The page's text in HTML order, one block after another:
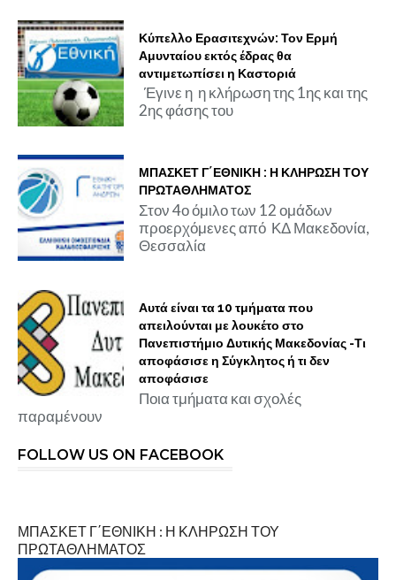
Κύπελλο Ερασιτεχνών: Τον Ερμή
Αμυνταίου εκτός έδρας θα
αντιμετωπίσει η Καστοριά
Έγινε η η κλήρωση της 1ης και της
2ης φάσης του
ΜΠΑΣΚΕΤ Γ΄ΕΘΝΙΚΗ : Η ΚΛΗΡΩΣΗ ΤΟΥ
ΠΡΩΤΑΘΛΗΜΑΤΟΣ
Στον 4ο όμιλο των 12 ομάδων
προερχόμενες από ΚΔ Μακεδονία,
Θεσσαλία
Αυτά είναι τα 10 τμήματα που
απειλούνται με λουκέτο στο
Πανεπιστήμιο Δυτικής Μακεδονίας -Τι
αποφάσισε η Σύγκλητος ή τι δεν
αποφάσισε
Ποια τμήματα και σχολές
παραμένουν
FOLLOW US ON FACEBOOK
ΜΠΑΣΚΕΤ Γ΄ΕΘΝΙΚΗ : Η ΚΛΗΡΩΣΗ ΤΟΥ
ΠΡΩΤΑΘΛΗΜΑΤΟΣ